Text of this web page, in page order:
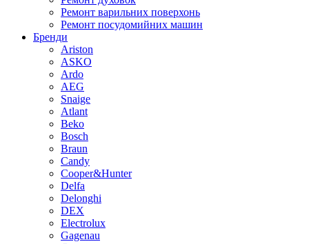
Ремонт варильних поверхонь
Ремонт посудомийних машин
Бренди
Ariston
ASKO
Ardo
AEG
Snaige
Atlant
Beko
Bosch
Braun
Candy
Cooper&Hunter
Delfa
Delonghi
DEX
Electrolux
Gagenau